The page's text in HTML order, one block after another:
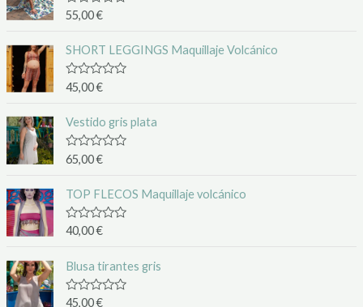
R
e
0
o
u
o
f
5
55,00€
SHORT LEGGINGS Maquillaje Volcánico
R
e
0
o
u
o
f
5
45,00€
Vestido gris plata
R
e
0
o
u
o
f
5
65,00€
TOP FLECOS Maquillaje volcánico
R
e
0
o
40,00€
Blusa tirantes gris
R
45,00€